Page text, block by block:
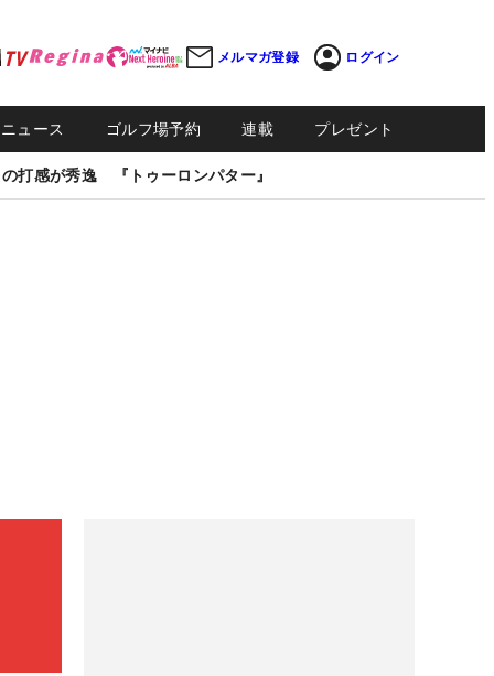
メルマガ登録 ログイン
ュース ゴルフ場予約 連載 プレゼント
打感が秀逸 『トゥーロンパター』